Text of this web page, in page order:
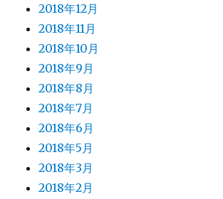
2018年12月
2018年11月
2018年10月
2018年9月
2018年8月
2018年7月
2018年6月
2018年5月
2018年3月
2018年2月